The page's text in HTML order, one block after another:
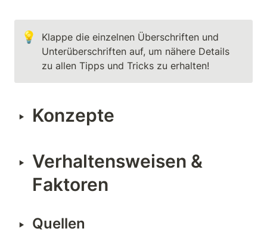
💡
Klappe die einzelnen Überschriften und
Unterüberschriften auf, um nähere Details
zu allen Tipps und Tricks zu erhalten!
‣ Konzepte
‣ Verhaltensweisen &
Faktoren
‣ Quellen